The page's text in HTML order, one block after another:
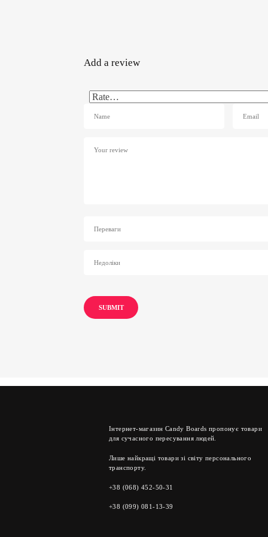
Add a review
Інтернет-магазин Candy Boards пропонує товари
для сучасного пересування людей.
Лише найкращі товари зі світу персонального
транспорту.
+38 (068) 452-50-31
+38 (099) 081-13-39